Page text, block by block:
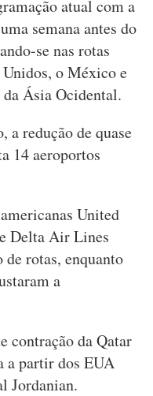
atual com a
semana antes do
se nas rotas
o México e
Ásia Ocidental.
a redução de quase
14 aeroportos
United
Delta Air Lines
de rotas, enquanto
a
contração da Qatar
a partir dos EUA
Jordanian.